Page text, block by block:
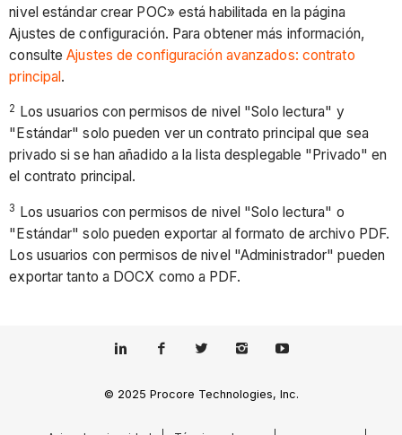
nivel estándar crear POC» está habilitada en la página
Ajustes de configuración. Para obtener más información,
consulteAjustes de configuración avanzados: contrato
principal.
2
Los usuarios con permisos de nivel "Solo lectura" y
"Estándar" solo pueden ver un contrato principal que sea
privado si se han añadido a la lista desplegable "Privado" en
el contrato principal.
3 Los usuarios con permisos de nivel "Solo lectura" o
"Estándar" solo pueden exportar al formato de archivo PDF.
Los usuarios con permisos de nivel "Administrador" pueden
exportar tanto a DOCX como a PDF.
© 2025 Procore Technologies, Inc.